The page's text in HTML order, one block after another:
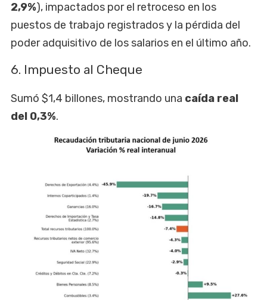
2,9%), impactados por el retroceso en los
puestos de trabajo registrados y la pérdida del
poder adquisitivo de los salarios en el último año.
6. Impuesto al Cheque
Sumó $1,4 billones, mostrando una caída real
del 0,3%.